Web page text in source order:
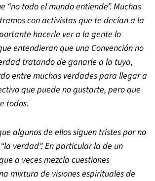
“no todo el mundo entiende”. Muchas
con activistas que te decían a la
hacerle ver a la gente lo
entendieran que una Convención no
tratando de ganarle a la tuya,
entre muchas verdades para llegar a
que puede no gustarte, pero que
todos.
algunos de ellos siguen tristes por no
“la verdad”. En particular la de un
a veces mezcla cuestiones
mixtura de visiones espirituales de